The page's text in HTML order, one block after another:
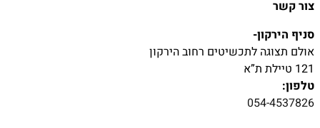
צור קשר
סניף הירקון-
אולם תצוגה לתכשיטים רחוב הירקון
121 טיילת ת”א
טלפון:
054-4537826